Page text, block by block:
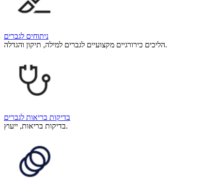
ניתוחים לגברים
הליכים כירורגיים מקצועיים לגברים למילה, תיקון והגדלה.
בדיקות בריאות לגברים
בדיקות בריאות, ייעוץ.